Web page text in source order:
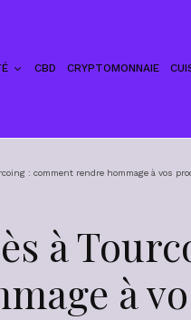
CBD CRYPTOMONNAIE
: comment rendre hommage à vos
à
à